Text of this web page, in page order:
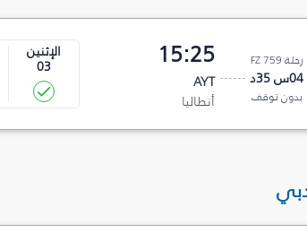
رحلة FZ 759
04س 35د
بدون توقف
15:25
AYT
أنطاليا
الإثنين
03